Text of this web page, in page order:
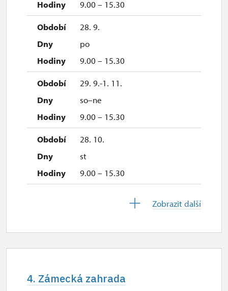
9.00 – 15.30
28. 9.
po
9.00 – 15.30
29. 9.-1. 11.
so–ne
9.00 – 15.30
28. 10.
st
9.00 – 15.30
30. 10.
9.00 – 15.30
Zobrazit další
4. Zámecká zahrada